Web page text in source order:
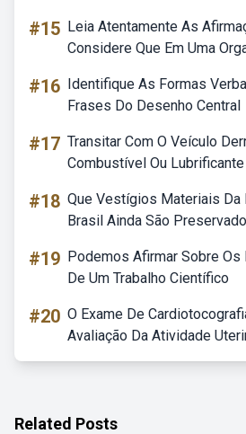
#15 Leia Atentamente As
Considere Que Em Uma
#16 Identifique As Formas
Frases Do Desenho Central
#17 Transitar Com O Veículo
Combustível Ou
#18 Que Vestígios Materiais Da
Brasil Ainda São
#19 Podemos Afirmar Sobre Os
De Um Trabalho Científico
#20 O Exame De
Avaliação Da Atividade
Related Posts